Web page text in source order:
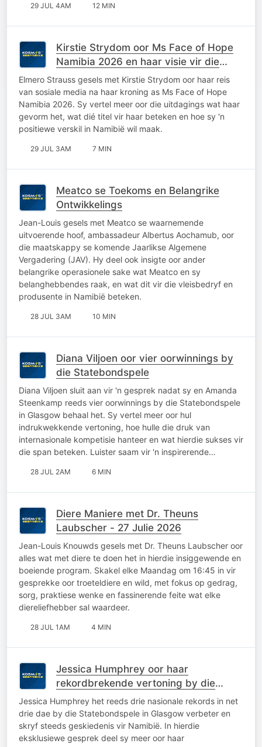
29 JUL 4AM 12 MIN
Kirstie Strydom oor Ms Face of Hope
Namibia 2026 en haar visie vir die
toekoms
Elmero Strauss gesels met Kirstie Strydom oor haar reis
van sosiale media na haar kroning as Ms Face of Hope
Namibia 2026. Sy vertel meer oor die uitdagings wat haar
gevorm het, wat dié titel vir haar beteken en hoe sy 'n
positiewe verskil in Namibië wil maak.
29 JUL 3AM 7 MIN
Meatco se Toekoms en Belangrike
Ontwikkelings
Jean-Louis gesels met Meatco se waarnemende
uitvoerende hoof, ambassadeur Albertus Aochamub, oor
die maatskappy se komende Jaarlikse Algemene
Vergadering (JAV). Hy deel ook insigte oor ander
belangrike operasionele sake wat Meatco en sy
belanghebbendes raak, en wat dit vir die vleisbedryf en
produsente in Namibië beteken.
28 JUL 3AM 10 MIN
Diana Viljoen oor vier oorwinnings by
die Statebondspele
Diana Viljoen sluit aan vir 'n gesprek nadat sy en Amanda
Steenkamp reeds vier oorwinnings by die Statebondspele
in Glasgow behaal het. Sy vertel meer oor hul
indrukwekkende vertoning, hoe hulle die druk van
internasionale kompetisie hanteer en wat hierdie sukses vir
die span beteken. Luister saam vir 'n inspirerende…
28 JUL 2AM 6 MIN
Diere Maniere met Dr. Theuns
Laubscher - 27 Julie 2026
Jean-Louis Knouwds gesels met Dr. Theuns Laubscher oor
alles wat met diere te doen het in hierdie insiggewende en
boeiende program. Skakel elke Maandag om 16:45 in vir
gesprekke oor troeteldiere en wild, met fokus op gedrag,
sorg, praktiese wenke en fassinerende feite wat elke
diereliefhebber sal waardeer.
28 JUL 1AM 4 MIN
Jessica Humphrey oor haar
rekordbrekende vertoning by die
Statebondspele
Jessica Humphrey het reeds drie nasionale rekords in net
drie dae by die Statebondspele in Glasgow verbeter en
skryf steeds geskiedenis vir Namibië. In hierdie
eksklusiewe gesprek deel sy meer oor haar